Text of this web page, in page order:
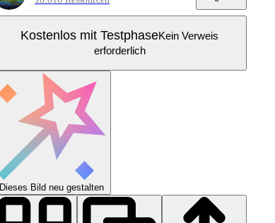
Kostenlos mit TestphaseKein Verweis
erforderlich
Dieses Bild neu gestalten